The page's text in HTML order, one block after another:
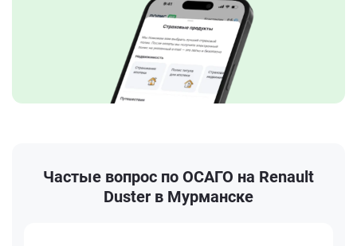
Частые вопрос по ОСАГО на Renault
Duster в Мурманске